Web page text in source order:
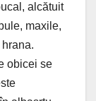
alcătuit
maxile,
obicei se